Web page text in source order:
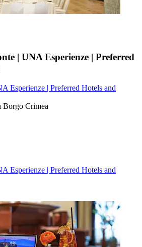
| UNA Esperienze | Preferred
Esperienze | Preferred Hotels and
Borgo Crimea
Esperienze | Preferred Hotels and